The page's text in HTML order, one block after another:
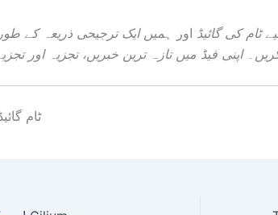
ٹام کی گائیڈ اور
ہمیں ایک ترجیحی ذریعہ کے
اپنی فیڈ میں تازہ ترین خبریں، تجزیہ اور
ٹام